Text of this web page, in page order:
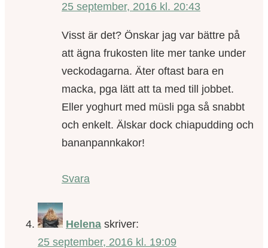
25 september, 2016 kl. 20:43
Visst är det? Önskar jag var bättre på
att ägna frukosten lite mer tanke under
veckodagarna. Äter oftast bara en
macka, pga lätt att ta med till jobbet.
Eller yoghurt med müsli pga så snabbt
och enkelt. Älskar dock chiapudding och
bananpannkakor!
Svara
Helena skriver:
25 september, 2016 kl. 19:09